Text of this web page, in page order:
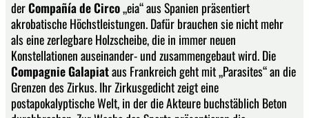
derCompañía de Circo„eia“ aus Spanien präsentiert
akrobatische Höchstleistungen. Dafür brauchen sie nicht mehr
als eine zerlegbare Holzscheibe, die in immer neuen
Konstellationen auseinander- und zusammengebaut wird. Die
Compagnie Galapiataus Frankreich geht mit „Parasites“ an die
Grenzen des Zirkus. Ihr Zirkusgedicht zeigt eine
postapokalyptische Welt, in der die Akteure buchstäblich Beton